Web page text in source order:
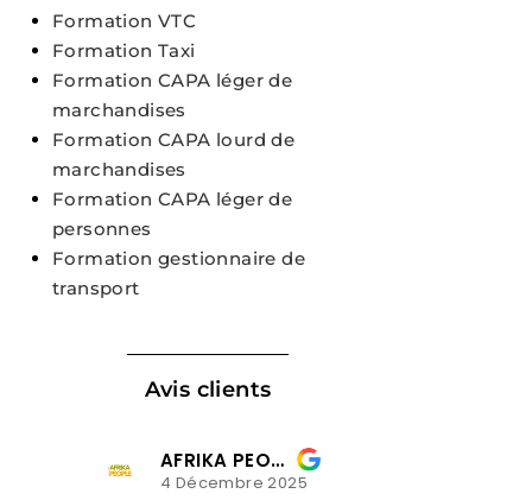
Formation VTC
Formation Taxi
Formation CAPA léger de
marchandises
Formation CAPA lourd de
marchandises
Formation CAPA léger de
personnes
Formation gestionnaire de
transport
Avis clients
2025 3 Décembre 2025